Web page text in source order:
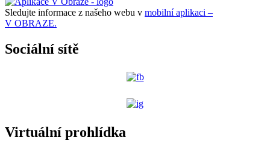
Sledujte informace z našeho webu v mobilní aplikaci –
V OBRAZE.
Sociální sítě
Virtuální prohlídka